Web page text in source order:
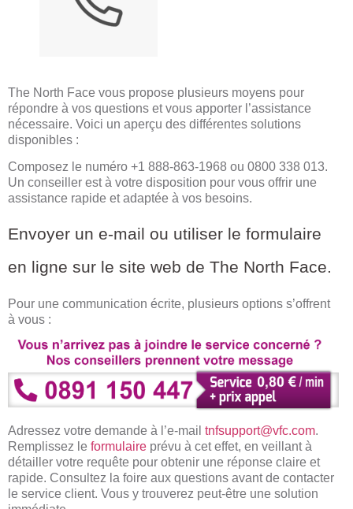
The North Face vous propose plusieurs moyens pour
répondre à vos questions et vous apporter l’assistance
nécessaire. Voici un aperçu des différentes solutions
disponibles :
Composez le numéro +1 888-863-1968 ou 0800 338 013.
Un conseiller est à votre disposition pour vous offrir une
assistance rapide et adaptée à vos besoins.
Envoyer un e-mail ou utiliser le formulaire
en ligne sur le site web de The North Face.
Pour une communication écrite, plusieurs options s’offrent
à vous :
Adressez votre demande à l’e-mail tnfsupport@vfc.com.
Remplissez le formulaire prévu à cet effet, en veillant à
détailler votre requête pour obtenir une réponse claire et
rapide. Consultez la foire aux questions avant de contacter
le service client. Vous y trouverez peut-être une solution